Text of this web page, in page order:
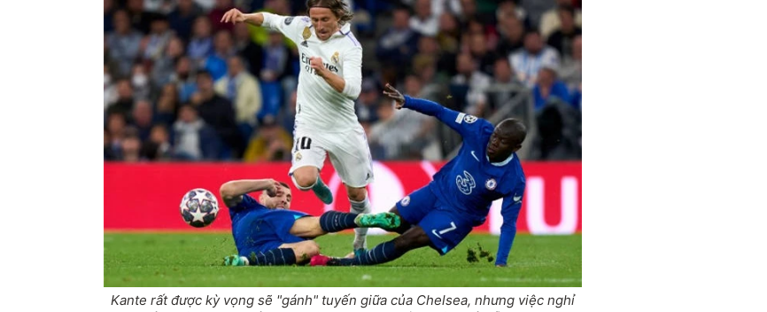
Kante rất được kỳ vọng sẽ "gánh" tuyến giữa của Chelsea, nhưng việc nghỉ